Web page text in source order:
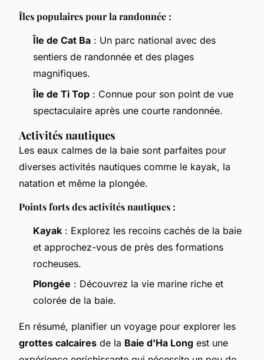
Îles populaires pour la randonnée :
Île de Cat Ba : Un parc national avec des
sentiers de randonnée et des plages
magnifiques.
Île de Ti Top : Connue pour son point de vue
spectaculaire après une courte randonnée.
Activités nautiques
Les eaux calmes de la baie sont parfaites pour
diverses activités nautiques comme le kayak, la
natation et même la plongée.
Points forts des activités nautiques :
Kayak : Explorez les recoins cachés de la baie
et approchez-vous de près des formations
rocheuses.
Plongée : Découvrez la vie marine riche et
colorée de la baie.
En résumé, planifier un voyage pour explorer les
grottes calcaires de la Baie d'Ha Long est une